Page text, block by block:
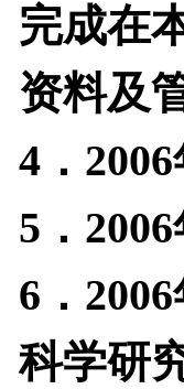
完成在
资料及
4 ． 2006
5 ． 2006
6 ． 2006
科学研